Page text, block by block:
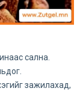
сална.
зажилахад,